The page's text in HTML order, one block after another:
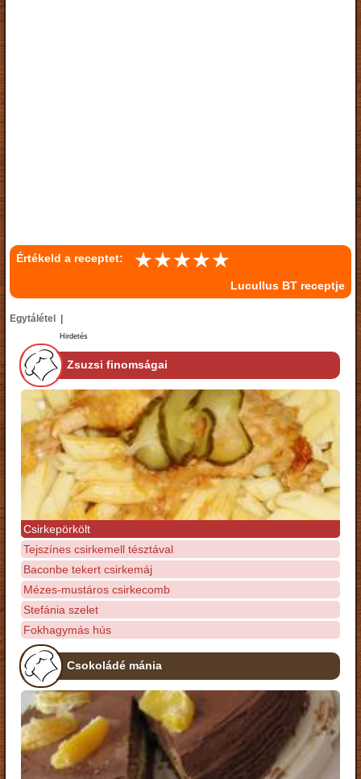
Értékeld a receptet:
Lucullus BT receptje
Egytálétel |
Hirdetés
Zsuzsi finomságai
Csirkepörkölt
Tejszínes csirkemell tésztával
Baconbe tekert csirkemáj
Mézes-mustáros csirkecomb
Stefánia szelet
Fokhagymás hús
Csokoládé mánia